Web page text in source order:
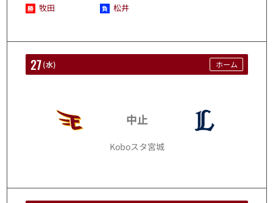
牧田 松井
8/27
27(水) ホーム
中止
Koboスタ宮城